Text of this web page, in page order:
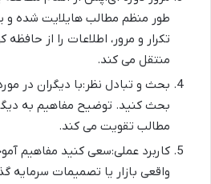
طور منظم مطالب هایلایت شده و
تکرار و مرور، اطلاعات را از
منتقل می کند.
بحث و تبادل نظر:با دیگران در
بحث کنید. توضیح مفاهیم به
مطالب تقویت می کند.
کاربرد عملی:سعی کنید مفاهیم
واقعی بازار یا تصمیمات سرمایه